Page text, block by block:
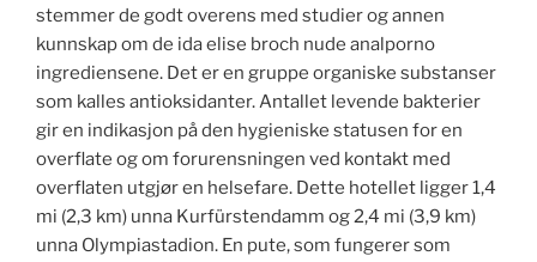
stemmer de godt overens med studier og annen
kunnskap om de ida elise broch nude analporno
ingrediensene. Det er en gruppe organiske substanser
som kalles antioksidanter. Antallet levende bakterier
gir en indikasjon på den hygieniske statusen for en
overflate og om forurensningen ved kontakt med
overflaten utgjør en helsefare. Dette hotellet ligger 1,4
mi (2,3 km) unna Kurfürstendamm og 2,4 mi (3,9 km)
unna Olympiastadion. En pute, som fungerer som